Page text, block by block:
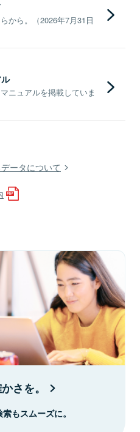
から。（2026年7月31日
ニュアルを掲載していま
ータについて
さを。
もスムーズに。